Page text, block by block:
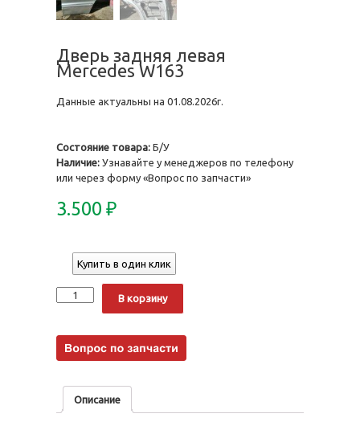
Дверь задняя левая
Mercedes W163
Данные актуальны на 01.08.2026г.
Состояние товара: Б/У
Наличие: Узнавайте у менеджеров по телефону
или через форму «Вопрос по запчасти»
3.500 ₽
Купить в один клик
Количество
В корзину
Описание